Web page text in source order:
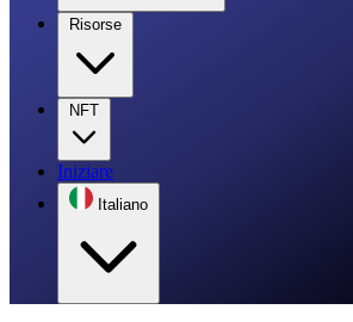
Risorse
NFT
Iniziare
Italiano